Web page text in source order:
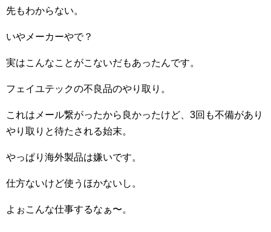
先もわからない。
いやメーカーやで？
実はこんなことがこないだもあったんです。
フェイユテックの不良品のやり取り。
これはメール繋がったから良かったけど、3回も不備があり
やり取りと待たされる始末。
やっぱり海外製品は嫌いです。
仕方ないけど使うほかないし。
よぉこんな仕事するなぁ〜。